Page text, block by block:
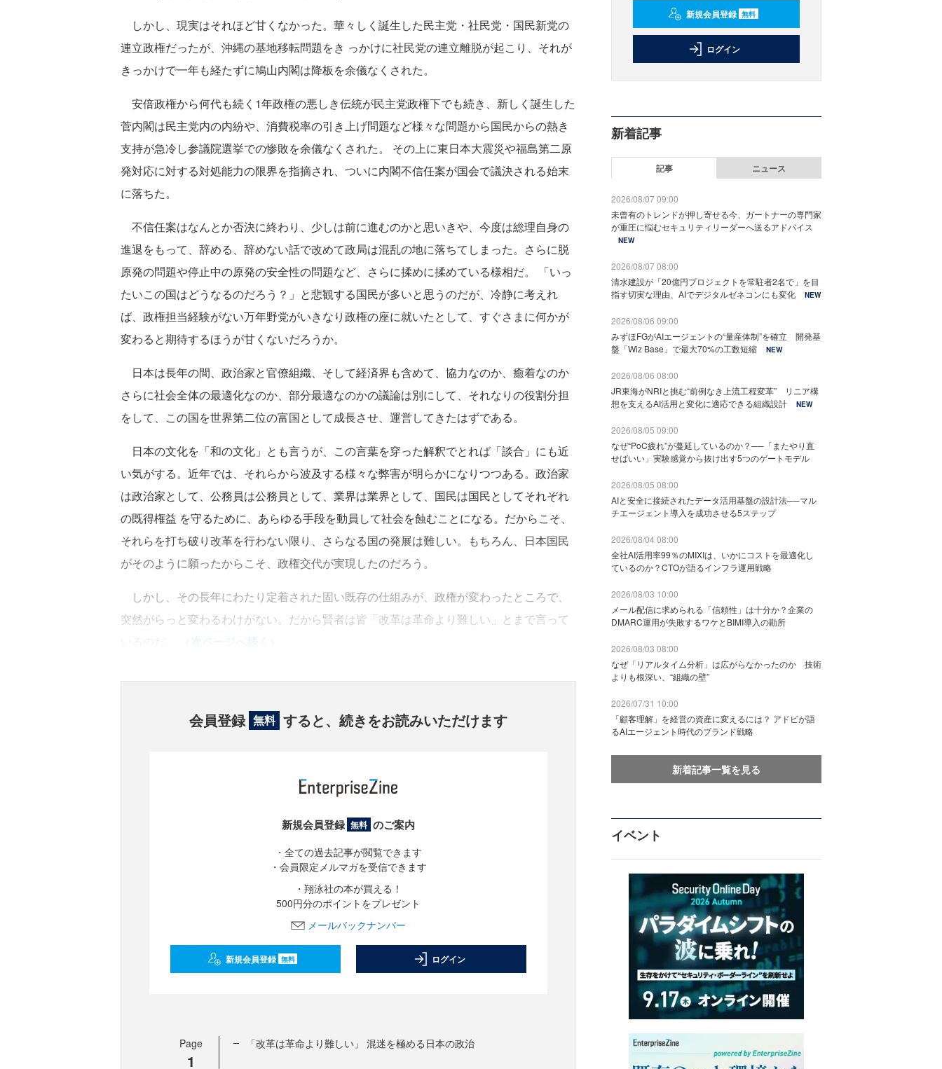
しかし、現実はそれほど甘くなかった。華々しく誕生した民主党・社民党・国民新党の
連立政権だったが、沖縄の基地移転問題をき っかけに社民党の連立離脱が起こり、それが
きっかけで一年も経たずに鳩山内閣は降板を余儀なくされた。
安倍政権から何代も続く1年政権の悪しき伝統が民主党政権下でも続き、新しく誕生した
菅内閣は民主党内の内紛や、消費税率の引き上げ問題など様々な問題から国民からの熱き
支持が急冷し参議院選挙での惨敗を余儀なくされた。 その上に東日本大震災や福島第二原
発対応に対する対処能力の限界を指摘され、ついに内閣不信任案が国会で議決される始末
に落ちた。
不信任案はなんとか否決に終わり、少しは前に進むのかと思いきや、今度は総理自身の
進退をもって、辞める、辞めない話で改めて政局は混乱の地に落ちてしまった。さらに脱
原発の問題や停止中の原発の安全性の問題など、さらに揉めに揉めている様相だ。 「いっ
たいこの国はどうなるのだろう？」と悲観する国民が多いと思うのだが、冷静に考えれ
ば、政権担当経験がない万年野党がいきなり政権の座に就いたとして、すぐさまに何かが
変わると期待するほうが甘くないだろうか。
日本は長年の間、政治家と官僚組織、そして経済界も含めて、協力なのか、癒着なのか
さらに社会全体の最適化なのか、部分最適なのかの議論は別にして、それなりの役割分担
をして、この国を世界第二位の富国として成長させ、運営してきたはずである。
日本の文化を「和の文化」とも言うが、この言葉を穿った解釈でとれば「談合」にも近
い気がする。近年では、それらから波及する様々な弊害が明らかになりつつある。政治家
は政治家として、公務員は公務員として、業界は業界として、国民は国民としてそれぞれ
の既得権益 を守るために、あらゆる手段を動員して社会を蝕むことになる。だからこそ、
それらを打ち破り改革を行わない限り、さらなる国の発展は難しい。もちろん、日本国民
がそのように願ったからこそ、政権交代が実現したのだろう。
しかし、その長年にわたり定着された固い既存の仕組みが、政権が変わったところで、
突然がらっと変わるわけがない。だから賢者は皆「改革は革命より難しい」とまで言って
次ページへ続く
会員登録 無料 すると、続きをお読みいただけます
新規会員登録 無料 のご案内
・全ての過去記事が閲覧できます
・会員限定メルマガを受信できます
・翔泳社の本が買える！
500円分のポイントをプレゼント
メールバックナンバー
新規会員登録 無料 ログイン
Page
1
「改革は革命より難しい」 混迷を極める日本の政治
新規会員登録 無料
ログイン
新着記事
記事 ニュース
2026/08/07 09:00
未曾有のトレンドが押し寄せる今、ガートナーの専門家
が重圧に悩むセキュリティリーダーへ送るアドバイス
NEW
2026/08/07 08:00
清水建設が「20億円プロジェクトを常駐者2名で」を目
指す切実な理由、AIでデジタルゼネコンにも変化
NEW
2026/08/06 09:00
みずほFGがAIエージェントの“量産体制”を確立 開発基
盤「Wiz Base」で最大70%の工数短縮
NEW
2026/08/06 08:00
JR東海がNRIと挑む“前例なき上流工程変革” リニア構
想を支えるAI活用と変化に適応できる組織設計
NEW
2026/08/05 09:00
なぜ“PoC疲れ”が蔓延しているのか？──「またやり直
せばいい」実験感覚から抜け出す5つのゲートモデル
2026/08/05 08:00
AIと安全に接続されたデータ活用基盤の設計法──マル
チエージェント導入を成功させる5ステップ
2026/08/04 08:00
全社AI活用率99％のMIXIは、いかにコストを最適化し
ているのか？CTOが語るインフラ運用戦略
2026/08/03 10:00
メール配信に求められる「信頼性」は十分か？企業の
DMARC運用が失敗するワケとBIMI導入の勘所
2026/08/03 08:00
なぜ「リアルタイム分析」は広がらなかったのか 技術
よりも根深い、“組織の壁”
2026/07/31 10:00
「顧客理解」を経営の資産に変えるには？ アドビが語
るAIエージェント時代のブランド戦略
新着記事一覧を見る
イベント